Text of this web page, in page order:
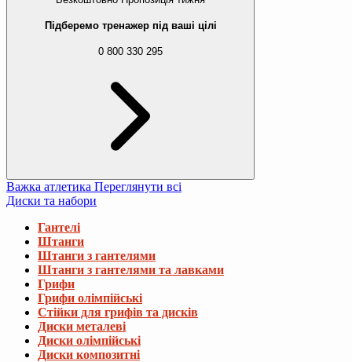
Підберемо тренажер під ваші цілі
0 800 330 295
Важка атлетика Переглянути всі
Диски та набори
Гантелі
Штанги
Штанги з гантелями
Штанги з гантелями та лавками
Грифи
Грифи олімпійські
Стійки для грифів та дисків
Диски металеві
Диски олімпійські
Диски композитні